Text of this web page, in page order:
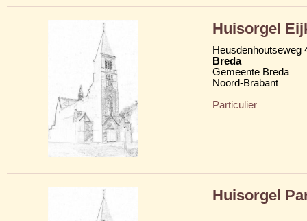
Huisorgel
Heusdenhoutseweg
Breda
Gemeente Breda
Noord-Brabant
Particulier
Huisorgel